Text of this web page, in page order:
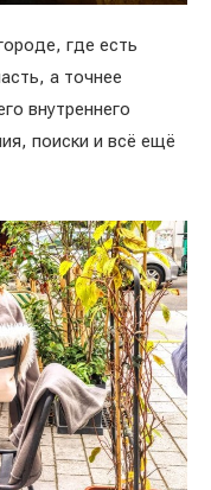
где есть
а точнее
внутреннего
поиски и всё ещё